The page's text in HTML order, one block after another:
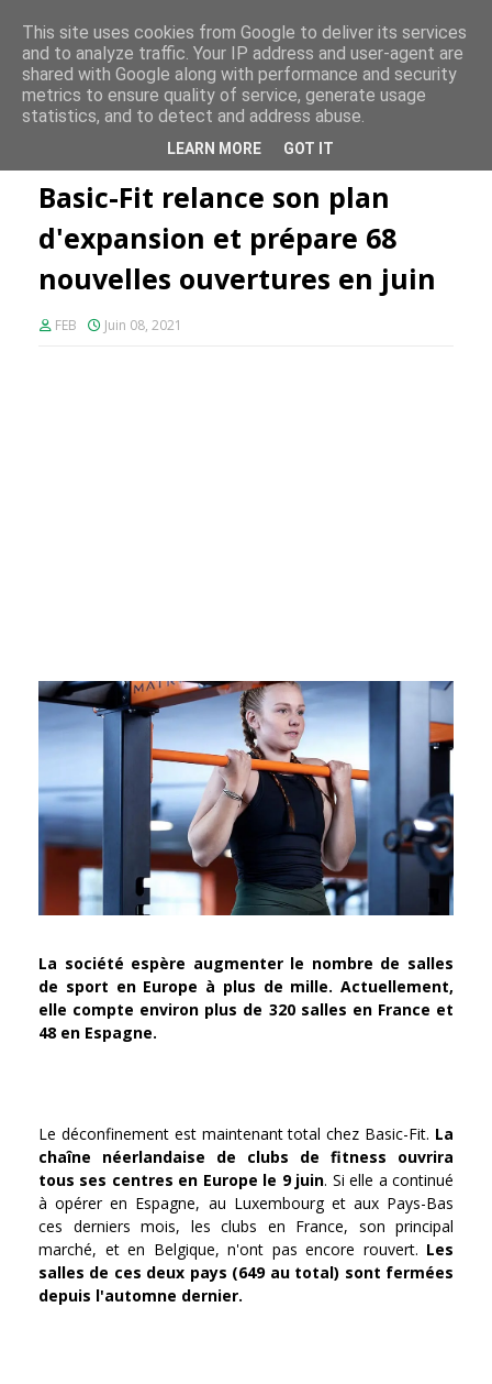
FE PLUS
prépare 68 nouvelles ouvertures en juin
Basic-Fit relance son plan
d'expansion et prépare 68
nouvelles ouvertures en juin
FEB Juin 08, 2021
La société espère augmenter le nombre de salles
de sport en Europe à plus de mille. Actuellement,
elle compte environ plus de 320 salles en France et
48 en Espagne.
Le déconfinement est maintenant total chez Basic-Fit. La
chaîne néerlandaise de clubs de fitness ouvrira
tous ses centres en Europe le 9 juin. Si elle a continué
à opérer en Espagne, au Luxembourg et aux Pays-Bas
ces derniers mois, les clubs en France, son principal
marché, et en Belgique, n'ont pas encore rouvert. Les
salles de ces deux pays (649 au total) sont fermées
depuis l'automne dernier.
This site uses cookies from Google to deliver its services
and to analyze traffic. Your IP address and user-agent are
shared with Google along with performance and security
metrics to ensure quality of service, generate usage
statistics, and to detect and address abuse.
LEARN MORE GOT IT